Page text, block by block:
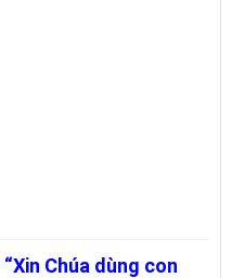
“Xin Chúa dùng con